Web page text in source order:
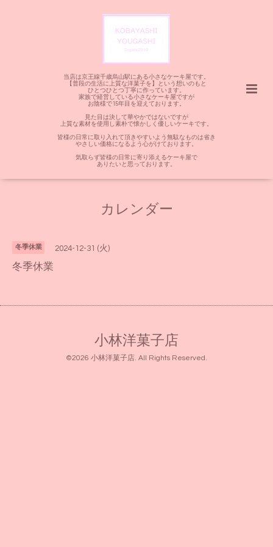
当店は京王線千歳烏山駅にある小さなケーキ屋です。
【普段の生活に上質な洋菓子を】という想いのもと
ひとつひとつ丁寧に作っています。
家族で経営している小さなケーキ屋ですが
お陰様で15年目を迎えております。
見た目は決して華やかではないですが
上質な素材を使用し素朴で懐かしく優しいケーキです。
皆様の日常に取り入れて頂きやすいよう無駄なものは省き
やさしい価格になるよう心がけております。
気取らず皆様の日常に寄り添えるケーキ屋で
ありたいと思っております。
カレンダー
冬季休業 2024-12-31 (火)
冬季休業
小林洋菓子店
©2026 小林洋菓子店. All Rights Reserved.